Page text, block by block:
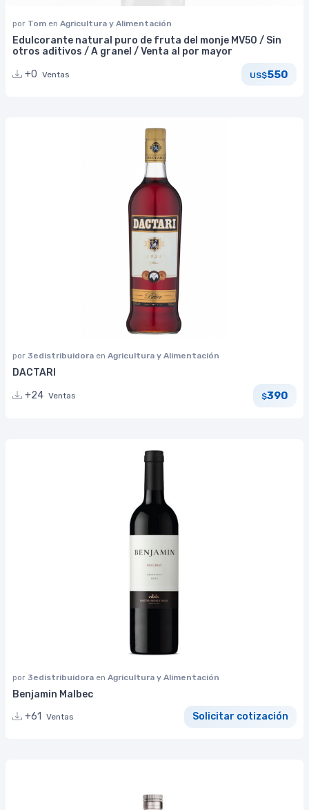
por Tom en Agricultura y Alimentación
Edulcorante natural puro de fruta del monje MV50 / Sin
otros aditivos / A granel / Venta al por mayor
+0 Ventas US$550
por 3edistribuidora en Agricultura y Alimentación
DACTARI
+24 Ventas $390
por 3edistribuidora en Agricultura y Alimentación
Benjamin Malbec
+61
Ventas Solicitar cotización